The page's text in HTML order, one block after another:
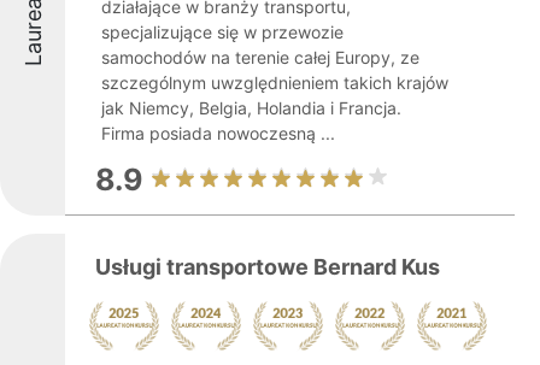
Laureaci
działające w branży transportu,
specjalizujące się w przewozie
samochodów na terenie całej Europy, ze
szczególnym uwzględnieniem takich krajów
jak Niemcy, Belgia, Holandia i Francja.
Firma posiada nowoczesną ...
8.9
Usługi transportowe Bernard Kus